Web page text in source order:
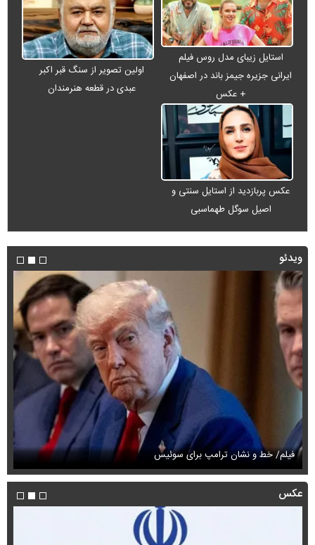
استایل زیبای مدل روس فیلم
ایرانی جزیره جیمز باند در اصفهان
+ عکس
اولین تصویر از سنگ قبر اکبر
عبدی در قطعه هنرمندان
عکس پربازدید از استایل سنتی و
اصیل سوگل طهماسبی
ویدئو
فیلم/ خط و نشان ترامپ برای سوئیس
عکس